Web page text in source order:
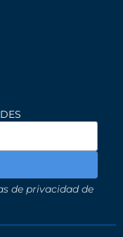
de privacidad de